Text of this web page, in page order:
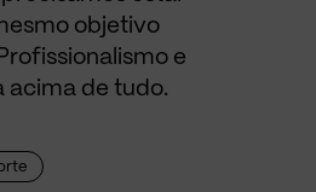
objetivo
e
acima de tudo.